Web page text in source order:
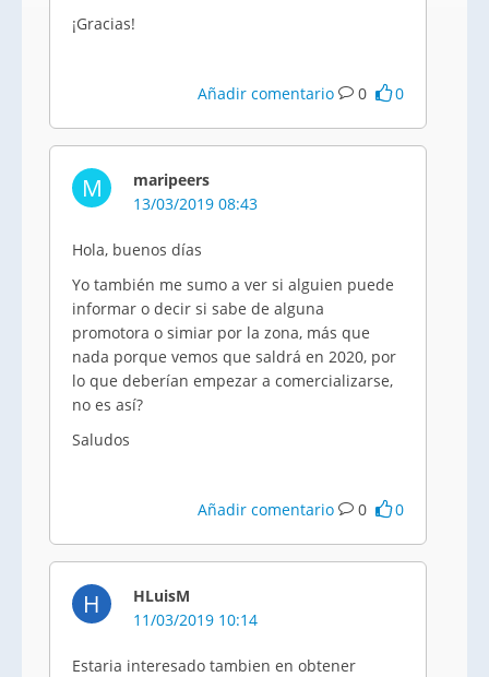
¡Gracias!
Añadir comentario 0 0
M
maripeers
13/03/2019 08:43
Hola, buenos días
Yo también me sumo a ver si alguien puede
informar o decir si sabe de alguna
promotora o simiar por la zona, más que
nada porque vemos que saldrá en 2020, por
lo que deberían empezar a comercializarse,
no es así?
Saludos
Añadir comentario 0 0
H
HLuisM
11/03/2019 10:14
Estaria interesado tambien en obtener